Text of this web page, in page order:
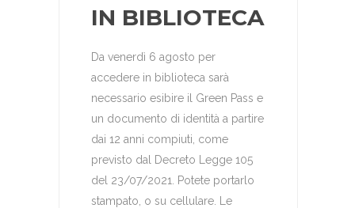
IN BIBLIOTECA
Da venerdì 6 agosto per
accedere in biblioteca sarà
necessario esibire il Green Pass e
un documento di identità a partire
dai 12 anni compiuti, come
previsto dal Decreto Legge 105
del 23/07/2021. Potete portarlo
stampato, o su cellulare. Le